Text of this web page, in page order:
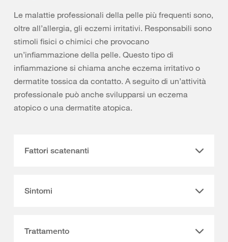
Le malattie professionali della pelle più frequenti sono,
oltre all’allergia, gli eczemi irritativi. Responsabili sono
stimoli fisici o chimici che provocano
un’infiammazione della pelle. Questo tipo di
infiammazione si chiama anche eczema irritativo o
dermatite tossica da contatto. A seguito di un’attività
professionale può anche svilupparsi un eczema
atopico o una dermatite atopica.
Fattori scatenanti
Sintomi
Trattamento